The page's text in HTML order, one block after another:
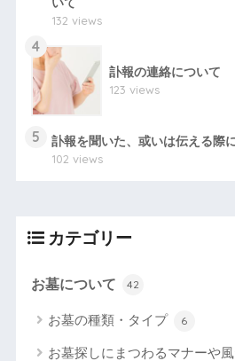
いて
132 views
4
訃報の連絡について
123 views
5
訃報を聞いた、或いは伝える際
102 views
カテゴリー
お墓について 42
お墓の種類・タイプ 6
お墓探しにまつわるマナーや